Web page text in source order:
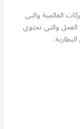
العالمية والتي
العمل والتي تحتوي